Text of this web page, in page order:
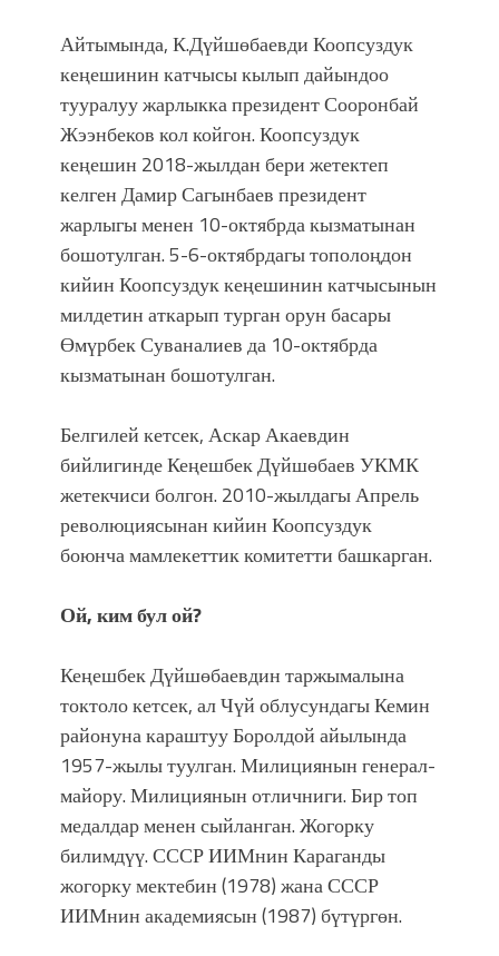
Айтымында, К.Дүйшөбаевди Коопсуздук
кеңешинин катчысы кылып дайындоо
тууралуу жарлыкка президент Сооронбай
Жээнбеков кол койгон. Коопсуздук
кеңешин 2018-жылдан бери жетектеп
келген Дамир Сагынбаев президент
жарлыгы менен 10-октябрда кызматынан
бошотулган. 5-6-октябрдагы тополоңдон
кийин Коопсуздук кеңешинин катчысынын
милдетин аткарып турган орун басары
Өмүрбек Суваналиев да 10-октябрда
кызматынан бошотулган.
Белгилей кетсек, Аскар Акаевдин
бийлигинде Кеңешбек Дүйшөбаев УКМК
жетекчиси болгон. 2010-жылдагы Апрель
революциясынан кийин Коопсуздук
боюнча мамлекеттик комитетти башкарган.
Ой, ким бул ой?
Кеңешбек Дүйшөбаевдин таржымалына
токтоло кетсек, ал Чүй облусундагы Кемин
районуна караштуу Боролдой айылында
1957-жылы туулган. Милициянын генерал-
майору. Милициянын отличниги. Бир топ
медалдар менен сыйланган. Жогорку
билимдүү. СССР ИИМнин Караганды
жогорку мектебин (1978) жана СССР
ИИМнин академиясын (1987) бүтүргөн.